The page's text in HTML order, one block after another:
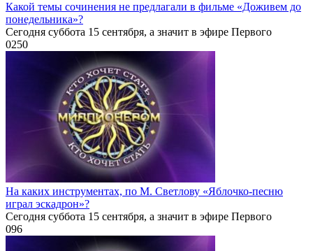
Какой темы сочинения не предлагали в фильме «Доживем до
понедельника»?
Сегодня суббота 15 сентября, а значит в эфире Первого
0250
На каких инструментах, по М. Светлову «Яблочко-песню
играл эскадрон»?
Сегодня суббота 15 сентября, а значит в эфире Первого
096